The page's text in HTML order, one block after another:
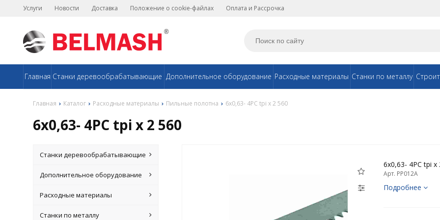
Услуги Новости Доставка Положение о cookie-файлах Оплата и Рассрочка
Главная Станки деревообрабатывающие Дополнительное оборудование Расходные материалы Станки по металлу
Главная Каталог Расходные материалы Пильные полотна 6х0,63- 4PC tpi x 2 560
6х0,63- 4PC tpi x 2 560
Станки деревообрабатывающие
Дополнительное оборудование
Расходные материалы
Станки по металлу
6х0,63- 4PC tpi x
Арт. PP012A
Подробнее